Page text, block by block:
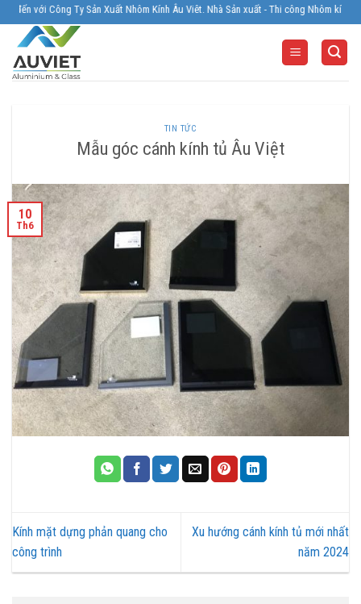
Skip
to
content
với Công Ty Sản Xuất Nhôm Kính Âu Viêt. Nhà Sản xuất - Thi công Nhôm kính uy
TIN TỨC
Mẫu góc cánh kính tủ Âu Việt
10
Th6
Kính mặt dựng phản quang cho
công trình
Xu hướng cánh kính tủ mới nhất
năm 2024